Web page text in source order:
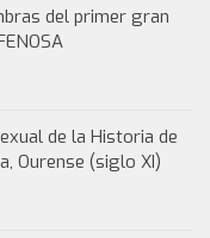
del primer gran
de la Historia de
Ourense (siglo XI)